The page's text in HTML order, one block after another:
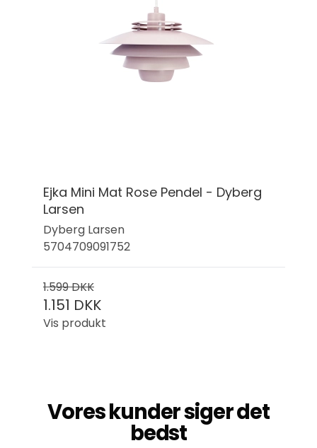
Ejka Mini Mat Rose Pendel - Dyberg
Larsen
Dyberg Larsen
5704709091752
1.599 DKK
1.151 DKK
Vis produkt
Vores kunder siger det
bedst